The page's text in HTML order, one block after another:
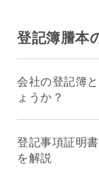
登記簿謄本
会社の登記簿
ょうか？
登記事項証明
を解説